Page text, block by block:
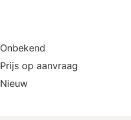
Onbekend
Prijs op aanvraag
Nieuw